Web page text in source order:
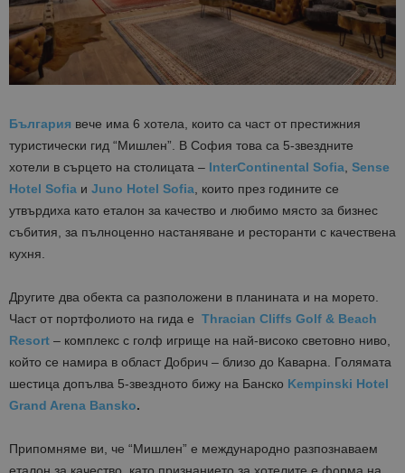
България вече има 6 хотела, които са част от престижния
туристически гид “Мишлен”. В София това са 5-звездните
хотели в сърцето на столицата – InterContinental Sofia Sense
Hotel Sofia и Juno Hotel Sofia , които през годините се
утвърдиха като еталон за качество и любимо място за бизнес
събития, за пълноценно настаняване и ресторанти с качествена
кухня.
Другите два обекта са разположени в планината и на морето.
Част от портфолиото на гида е Thracian Cliffs Golf & Beach
Resort – комплекс с голф игрище на най-високо световно ниво,
който се намира в област Добрич – близо до Каварна. Голямата
шестица допълва 5-звездното бижу на Банско Kempinski Hotel
Grand Arena Bansko.
Припомняме ви, че “Мишлен” е международно разпознаваем